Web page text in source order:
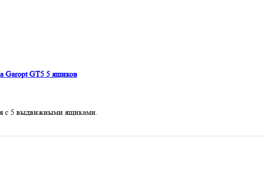
Garopt GT5 5 ящиков
с 5 выдвижными ящиками.